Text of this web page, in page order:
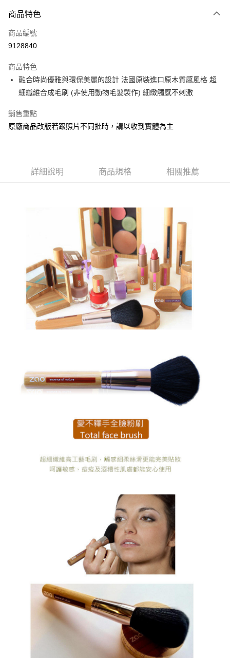
信用卡一次付款
信用卡分期付款
合作金庫商業銀行
華南商業銀行
彰化商業銀行
上海商業儲蓄銀行
台北富邦商業銀行
臺灣中小企業銀行
匯豐（台灣）商業銀行
華泰商業銀行
台新國際商業銀行
中國信託商業銀行
LINE Pay
Apple Pay
街口支付
悠遊付
全盈+PAY
【大哥付你分期使用說明】
1.本服務由台灣大哥大提供，台灣大哥大用戶可立即使用無須另外申請。
2.付款方式選擇「大哥付你分期」，訂單成立後會自動跳轉到大哥付的交易
流程，驗證手機門號後，選擇欲分期的期數、繳款截止日，確認付款後即完
3.實際核准額度、可分期數及費用金額請依後續交易確認頁面所載為準。
4.訂單成立30分鐘內，如未前往確認交易或遇審核未通過，訂單將自動取
消。如遇「轉專審核」未通過狀況，表示未達大哥付你分期系統評分，恕無
法說明評估內容。
【繳款方式說明】
1.分期款項不併入電信帳單，「大哥付你分期」於每月結算日後寄送繳費提
醒簡訊。
2.透過簡訊連結打開帳單後，可選擇「超商條碼／台灣大直營門市／銀行轉
1.本服務係由「台灣大哥大股份有限公司」（以下簡稱本公司）所提供，讓
用戶於交易時，得透過本服務購買商品或服務，並由商店將買賣／分期付款
買賣價金債權讓與本公司後，依約使用本公司帳單繳交帳款。
2.基於同意付款使用「大哥付你分期」之契約關係目的，商店將以您的個人
資料（包含姓名、電話或地址）提供予台灣大哥大進項蒐集、處理及利用，
由本公司與您本人進行分期帳單所需資料之確認、核對及更正。
【關於「AFTEE先享後付」】
AFTEE先享後付是「在收到商品之後才付款」的支付方式。 讓您購物簡單
便利好安心！
１．簡單：不需註冊會員、不需綁卡、不需儲值。
２．便利：只要手機號碼，簡訊認證，即可結帳。
３．安心：先確認商品／服務後，再付款。
【「AFTEE先享後付」結帳流程】
１．於結帳方式選擇「AFTEE先享後付」後，將跳轉至「AFTEE先享後付」
結帳頁面，進行簡訊認證並確認金額後，即可完成結帳。
※ 請注意：結帳手續完成當下不需立刻繳費，但若您需要取消訂單，請聯絡
購買商品的店家。未經商家同意取消之訂單仍視為有效，需透過AFTEE先享
後付繳納相關費用。
※ 交易是否成功請以「AFTEE先享後付 」之結帳頁面顯示為準，若有關於
是否繳費成功／繳費後需取消欲退款等相關疑問，請聯繫「AFTEE先享後付
１．透過由恩沛科技股份有限公司提供之「AFTEE先享後付」服務完成之交
權轉讓予恩沛科技股份有限公司。
２．關於個人資料處理事宜，請瀏覽以下網址：
「AFTEE先享後付」，若未經同意申辦者引起之損失，本公司不負相關責
４．使用「AFTEE先享後付」時，將依據個別帳號之用戶狀況，依本公司即
時審查核予不同之上限額度；若仍有額度不足之情形，本公司將視審查結果
５．嚴禁一人註冊多個帳號或使用他人資訊註冊。若發現惡意使用之情形，
恩沛科技股份有限公司將有權停止該用戶之使用額度並採取法律行動。
運送方式
付款後全家取貨
每筆NT$70，滿NT$1,000(含以上)免運費
付款後7-11取貨
每筆NT$100，滿NT$1,200(含以上)免運費
京站台北店客服中心(1F星巴克旁) 即日起不提供京站紙袋，取件時
商品特色
商品編號
9128840
商品特色
融合時尚優雅與環保美麗的設計 法國原裝進口原木質感風格 超
細纖維合成毛刷 (非使用動物毛髮製作) 細緻觸感不刺激
銷售重點
原廠商品改版若跟照片不同批時，請以收到實體為主
詳細說明 商品規格 相關推薦